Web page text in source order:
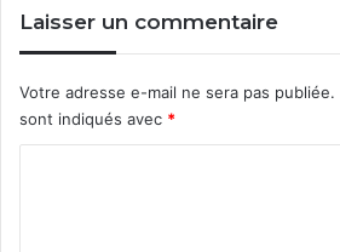
Laisser un commentaire
Votre adresse e-mail ne sera pas publiée.
sont indiqués avec *